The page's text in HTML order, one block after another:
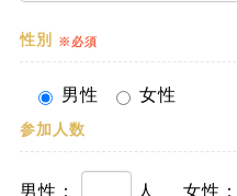
性別 ※必須
男性 女性
参加人数
男性： 人 女性：